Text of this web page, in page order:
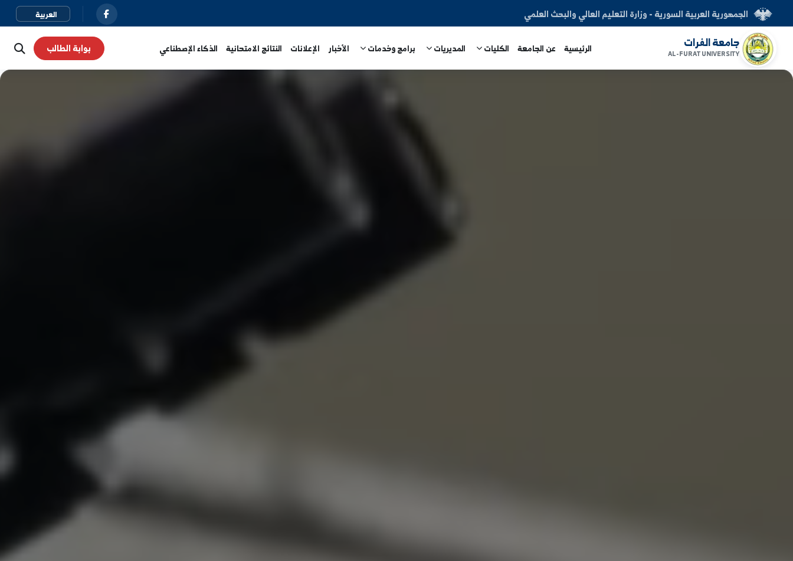
السورية - وزارة التعليم العالي والبحث العلمي
AL-FURAT عن الجامعة الكليات المديريات برامج وخدمات الأخبار الإعلانات النتائج الامتحانية الذكاء الإصطناعي بوابة الطالب